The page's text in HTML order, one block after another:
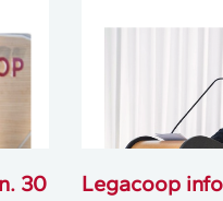
30 Legacoop